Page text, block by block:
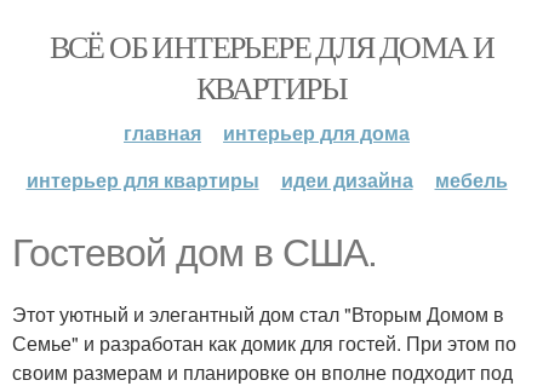
ВСЁ ОБ ИНТЕРЬЕРЕ ДЛЯ ДОМА И
КВАРТИРЫ
главная
интерьер для дома
интерьер для квартиры
идеи дизайна мебель
Гостевой дом в США.
Этот уютный и элегантный дом стал "Вторым Домом в
Семье" и разработан как домик для гостей. При этом по
своим размерам и планировке он вполне подходит под